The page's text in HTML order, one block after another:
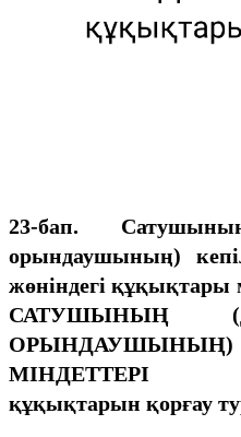
23-бап.
орындаушының)
жөніндегі құқықтары
САТУШЫНЫҢ
ОРЫНДАУШЫНЫҢ)
МІНДЕТТЕРІ
құқықтарын қорғау